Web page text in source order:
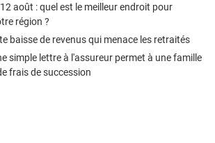
août : quel est le meilleur endroit pour
région ?
baisse de revenus qui menace les retraités
simple lettre à l'assureur permet à une famille
frais de succession